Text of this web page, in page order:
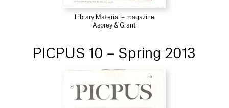
Library Material – magazine
Asprey & Grant
PICPUS 10 – Spring 2013